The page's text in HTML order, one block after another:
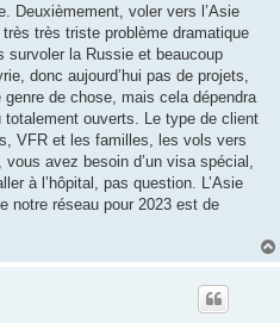
Deuxièmement, voler vers l’Asie
très triste problème dramatique
survoler la Russie et beaucoup
donc aujourd’hui pas de projets,
de chose, mais cela dépendra
ouverts. Le type de client
VFR et les familles, les vols vers
avez besoin d’un visa spécial,
à l’hôpital, pas question. L’Asie
notre réseau pour 2023 est de